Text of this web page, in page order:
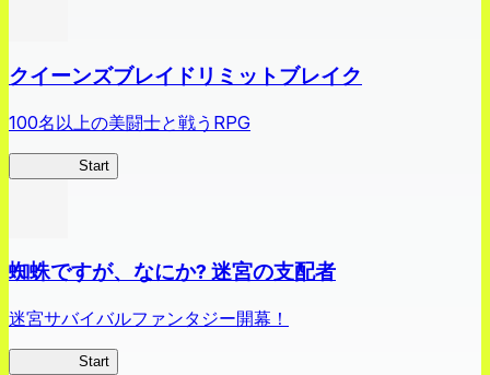
クイーンズブレイドリミットブレイク
100名以上の美闘士と戦うRPG
Start
蜘蛛ですが、なにか? 迷宮の支配者
迷宮サバイバルファンタジー開幕！
Start